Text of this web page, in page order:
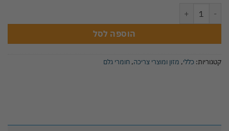
הוספה לסל
קטגוריות: כללי, מזון ומוצרי צריכה, חומרי גלם